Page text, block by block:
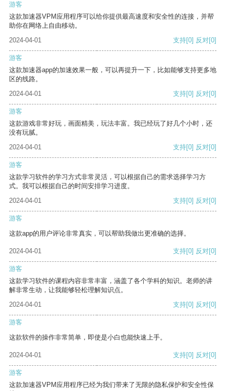
游客
这款加速器VPM应用程序可以给你提供最高速度和安全性的连接，并帮
助你在网络上自由移动。
2024-04-01
支持[0] 反对[0]
游客
这款加速器app的加速效果一般，可以再提升一下，比如能够支持更多地
区的线路。
2024-04-01
支持[0] 反对[0]
游客
这款游戏非常好玩，画面精美，玩法丰富。我已经玩了好几个小时，还
没有玩腻。
2024-04-01
支持[0] 反对[0]
游客
这款学习软件的学习方式非常灵活，可以根据自己的需求选择学习方
式。我可以根据自己的时间安排学习进度。
2024-04-01
支持[0] 反对[0]
游客
这款app的用户评论非常真实，可以帮助我做出更准确的选择。
2024-04-01 支持[0] 反对[0]
游客
这款学习软件的课程内容非常丰富，涵盖了各个学科的知识。老师的讲
解非常生动，让我能够轻松理解知识点。
2024-04-01
支持[0] 反对[0]
游客
这款软件的操作非常简单，即使是小白也能快速上手。
2024-04-01 支持[0] 反对[0]
游客
这款加速器VPM应用程序已经为我们带来了无限的隐私保护和安全性保